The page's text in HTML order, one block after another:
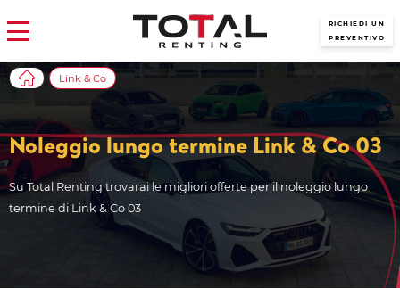
RICHIEDI UN
PREVENTIVO
Noleggio lungo termine Link & Co 03
Su Total Renting trovarai le migliori offerte per il noleggio lungo
termine di Link & Co 03
Link & Co